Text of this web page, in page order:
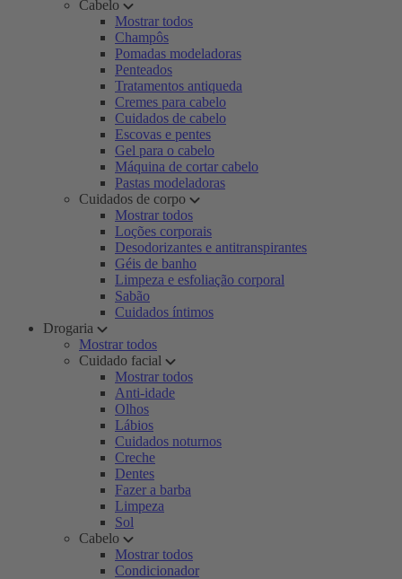
Cabelo
Mostrar todos
Champôs
Pomadas modeladoras
Penteados
Tratamentos antiqueda
Cremes para cabelo
Cuidados de cabelo
Escovas e pentes
Gel para o cabelo
Máquina de cortar cabelo
Pastas modeladoras
Cuidados de corpo
Mostrar todos
Loções corporais
Desodorizantes e antitranspirantes
Géis de banho
Limpeza e esfoliação corporal
Sabão
Cuidados íntimos
Drogaria
Mostrar todos
Cuidado facial
Mostrar todos
Anti-idade
Olhos
Lábios
Cuidados noturnos
Creche
Dentes
Fazer a barba
Limpeza
Sol
Cabelo
Mostrar todos
Condicionador